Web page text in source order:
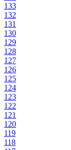
133
132
131
130
129
128
127
126
125
124
123
122
121
120
119
118